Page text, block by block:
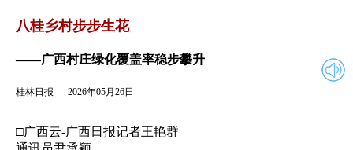
八桂乡村步步生花
——广西村庄绿化覆盖率稳步攀升
桂林日报 2026年05月26日
□广西云-广西日报记者王艳群